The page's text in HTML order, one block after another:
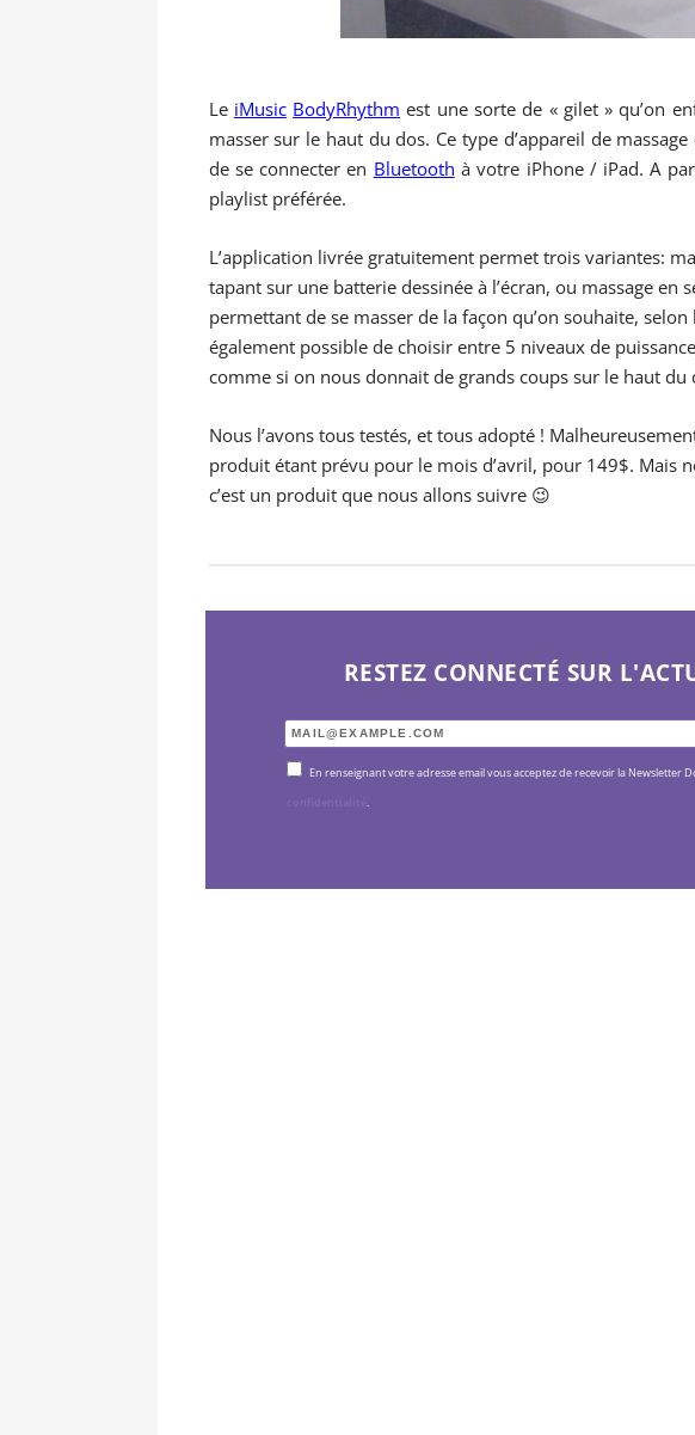
Le iMusic BodyRhythm est une sorte de « gilet » qu’on
masser sur le haut du dos. Ce type d’appareil de
de se connecter en Bluetooth à votre iPhone / iPad. A
playlist préférée.
L’application livrée gratuitement permet trois variantes:
tapant sur une batterie dessinée à l’écran, ou massage en
permettant de se masser de la façon qu’on souhaite,
également possible de choisir entre 5 niveaux de
comme si on nous donnait de grands coups sur le haut du
Nous l’avons tous testés, et tous adopté !
produit étant prévu pour le mois d’avril, pour 149$. Mais
c’est un produit que nous allons suivre 😉
RESTEZ CONNECTÉ SUR
En renseignant votre adresse email vous acceptez de recevoir la Newsletter
.